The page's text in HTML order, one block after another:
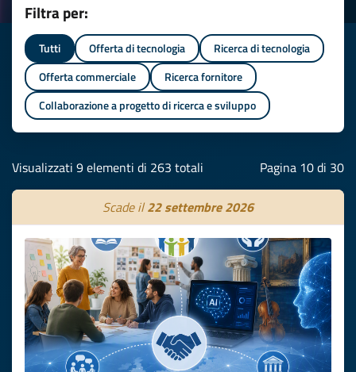
Filtra per:
Tutti Offerta di tecnologia
Ricerca di tecnologia
Offerta commerciale
Ricerca fornitore
Collaborazione a progetto di ricerca e sviluppo
Visualizzati 9 elementi di 263 totali Pagina 10 di 30
Scade il22 settembre 2026